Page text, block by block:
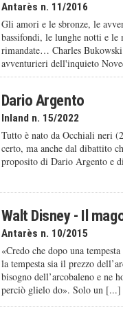
Antarès n. 11/2016
Gli amori e le sbronze, le
bassifondi, le lunghe notti e le
rimandate… Charles
avventurieri dell'inquieto
Dario Argento
Inland n. 15/2022
Tutto è nato da Occhiali neri
certo, ma anche dal dibattito
proposito di Dario Argento e
Walt Disney - Il
Antarès n. 10/2015
«Credo che dopo una
la tempesta sia il prezzo
bisogno dell’arcobaleno e ne
perciò glielo do». Solo un [...]